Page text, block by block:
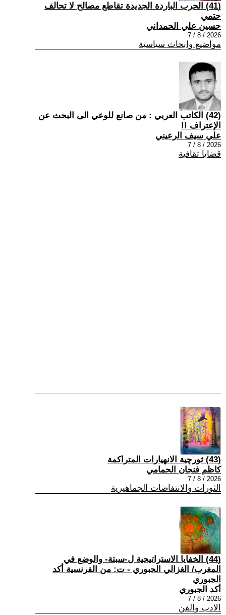
(41) الحرب الباردة الجديدة تقاطع مصالح لا تحالف
حتمي
حسين علي الحمداني
2026 / 8 / 7
مواضيع وابحاث سياسية
(42) الكاتب العربي : من صانع للوعي الى البحث عن
الإعتراف !!
علي سيف الرعيني
2026 / 8 / 7
قضايا ثقافية
(43) ثورچية الانهيارات المتراكمة
كاظم فنجان الحمامي
2026 / 8 / 7
الثورات والانتفاضات الجماهيرية
(44) الخفايا الاستراتيجية ل-سبتة- والوضع في
المغرب/ الغزالي الجبوري - ت: من الفرنسية أكد
الجبوري
أكد الجبوري
2026 / 8 / 7
الادب والفن